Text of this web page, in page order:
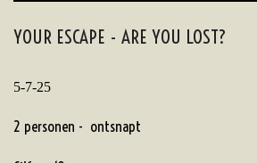
YOUR ESCAPE - ARE YOU LOST?
5-7-25
2 personen - ontsnapt